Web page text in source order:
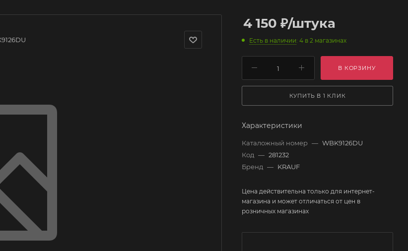
4 150 ₽/штука
Есть в наличии: 4 в 2 магазинах
В КОРЗИНУ
КУПИТЬ В 1 КЛИК
Характеристики
Каталожный номер — WBK9126DU
Код — 281232
Бренд — KRAUF
Цена действительна только для интернет-
магазина и может отличаться от цен в
розничных магазинах